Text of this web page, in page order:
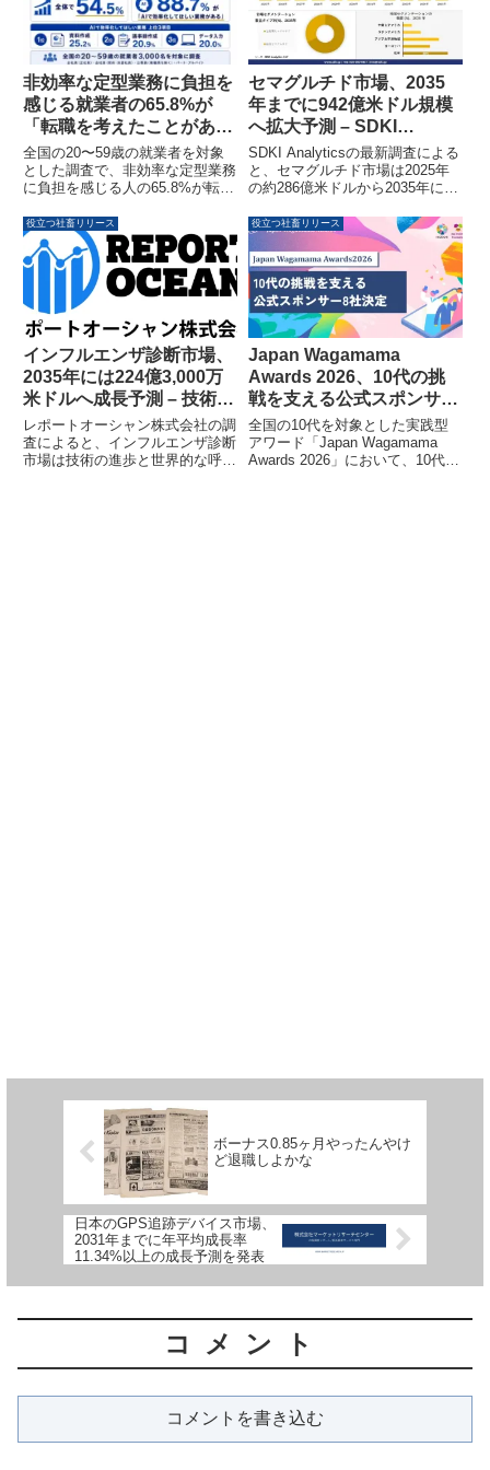
に、従業員の健康状態の可視化、
人材定着の仕組み、主体性を促す
コミュニケーションの実践事例を
紹介します。
非効率な定型業務に負担を
感じる就業者の65.8%が
「転職を考えたことがあ
る」と回答｜AIによる業務
効率化ニーズは54.5%
全国の20〜59歳の就業者を対象
とした調査で、非効率な定型業務
に負担を感じる人の65.8%が転職
かになりました。また、AIによる
業務効率化ニーズは全体の54.5%
に上り、特にAI導入済みの職場で
は88.7%と高い関心が示されてい
セマグルチド市場、2035
年までに942億米ドル規模
へ拡大予測 – SDKI
Analytics調査
SDKI Analyticsの最新調査による
と、セマグルチド市場は2025年
の約286億米ドルから2035年には
10.7%で拡大する見込みです。肥
満や2型糖尿病の有病率上昇が市
場を牽引する一方で、高額な治療
費が今後の成長を抑制する要因と
なる可能性があります。
役立つ社畜リリース
インフルエンザ診断市場、
2035年には224億3,000万
米ドルへ成長予測 – 技術革
新と呼吸器感染症増加が牽
引
レポートオーシャン株式会社の調
査によると、インフルエンザ診断
市場は技術の進歩と世界的な呼吸
役立つ社畜リリース
Japan Wagamama
Awards 2026、10代の挑
戦を支える公式スポンサー
8社が決定
全国の10代を対象とした実践型
アワード「Japan Wagamama
Awards 2026」において、10代の
ボーナス0.85ヶ月やったんやけ
ど退職しよかな
日本のGPS追跡デバイス市場、
2031年までに年平均成長率
11.34%以上の成長予測を発表
コメント
コメントを書き込む